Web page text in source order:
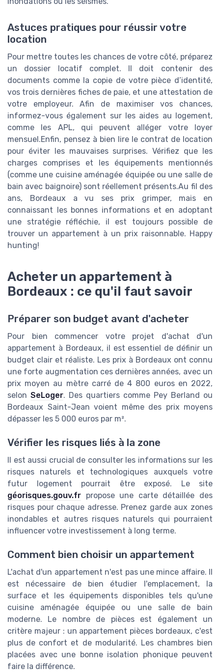
Astuces pratiques pour réussir votre
location
Pour mettre toutes les chances de votre côté, préparez
un dossier locatif complet. Il doit contenir des
documents comme la copie de votre pièce d’identité,
vos trois dernières fiches de paie, et une attestation de
votre employeur. Afin de maximiser vos chances,
informez-vous également sur les aides au logement,
comme les APL, qui peuvent alléger votre loyer
mensuel.Enfin, pensez à bien lire le contrat de location
pour éviter les mauvaises surprises. Vérifiez que les
charges comprises et les équipements mentionnés
(comme une cuisine aménagée équipée ou une salle de
bain avec baignoire) sont réellement présents.Au fil des
ans, Bordeaux a vu ses prix grimper, mais en
connaissant les bonnes informations et en adoptant
une stratégie réfléchie, il est toujours possible de
trouver un appartement à un prix raisonnable. Happy
hunting!
Acheter un appartement à
Bordeaux : ce qu'il faut savoir
Préparer son budget avant d'acheter
Pour bien commencer votre projet d'achat d'un
appartement à Bordeaux, il est essentiel de définir un
budget clair et réaliste. Les prix à Bordeaux ont connu
une forte augmentation ces dernières années, avec un
prix moyen au mètre carré de 4 800 euros en 2022,
selon SeLoger. Des quartiers comme Pey Berland ou
Bordeaux Saint-Jean voient même des prix moyens
dépasser les 5 000 euros par m².
Vérifier les risques liés à la zone
Il est aussi crucial de consulter les informations sur les
risques naturels et technologiques auxquels votre
futur logement pourrait être exposé. Le site
géorisques.gouv.fr propose une carte détaillée des
risques pour chaque adresse. Prenez garde aux zones
inondables et autres risques naturels qui pourraient
influencer votre investissement à long terme.
Comment bien choisir un appartement
L'achat d'un appartement n'est pas une mince affaire. Il
est nécessaire de bien étudier l'emplacement, la
surface et les équipements disponibles tels qu'une
cuisine aménagée équipée ou une salle de bain
moderne. Le nombre de pièces est également un
critère majeur : un appartement pièces bordeaux, c'est
plus de confort et de modularité. Les chambres bien
placées avec une bonne isolation phonique peuvent
faire la différence.